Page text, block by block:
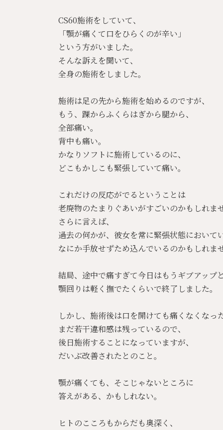
CS60施術をしていて、
「顎が痛くて口をひらくのが辛い」
という方がいました。
そんな訴えを聞いて、
全身の施術をしました。
施術は足の先から施術を始めるのですが、
もう、踝からふくらはぎから腿から、
全部痛い。
背中も痛い。
かなりソフトに施術しているのに、
どこもかしこも緊張していて痛い。
これだけの反応がでるということは
老廃物のたまりぐあいがすごいのかもしれま
さらに言えば、
過去の何かが、彼女を常に緊張状態において
なにか手放せずため込んでいるのかもしれま
結局、途中で痛すぎて今日はもうギブアップ
顎回りは軽く撫でたくらいで終了しました。
しかし、施術後は口を開けても痛くなくなっ
まだ若干違和感は残っているので、
後日施術することになっていますが、
だいぶ改善されたとのこと。
顎が痛くても、そこじゃないところに
答えがある、かもしれない。
ヒトのこころもからだも奥深く、